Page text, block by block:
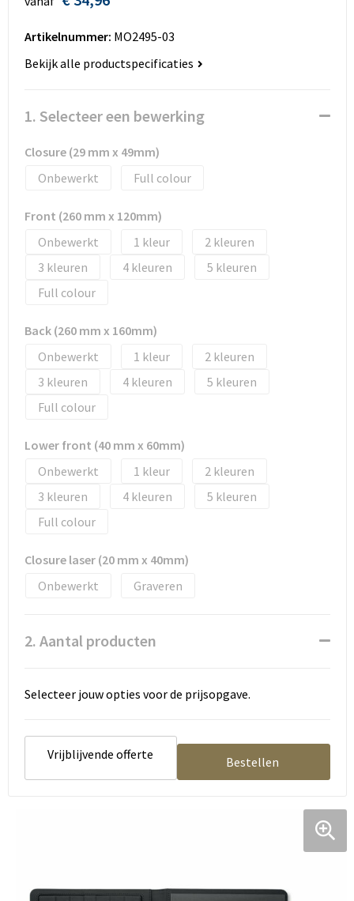
Sport
Wellness en zorg
Zakelijke dienstverlening
Huis, Tuin en Dier
Petten, hoedjes en mutsen
Safety
Schrijfwaren
Sport en Recreatie
Tassen en Rugzakken
Textiel
Verzorging en Wellness
Vrije tijd en reizen
Bodywarmers en vesten
Handschoenen en Sjaals
Jassen
Kinderen
Kledingaccessoires
Ondergoed, Sokken en Nachtkleding
Hemden en blouses
Peuters en Baby's
Sport
Reizen & Recreatie
Artikelnummer: MO2495-03
Bekijk alle productspecificaties
1. Selecteer een bewerking
Closure (29 mm x 49mm)
Onbewerkt
Full colour
Front (260 mm x 120mm)
Onbewerkt
1
2
3
4
5
Full colour
Back (260 mm x 160mm)
Onbewerkt
1
2
3
4
5
Full colour
Lower front (40 mm x 60mm)
Onbewerkt
1
2
3
4
5
Full colour
Closure laser (20 mm x 40mm)
Onbewerkt
Graveren
2. Aantal producten
Selecteer jouw opties voor de prijsopgave.
Vrijblijvende offerte Bestellen